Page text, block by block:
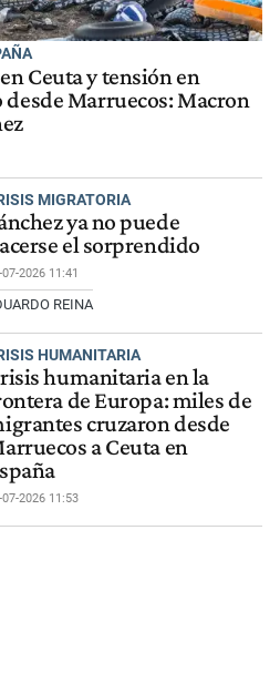
Ceuta y tensión en
Marruecos: Macron
MIGRATORIA
ya no puede
el sorprendido
07-2026 11:41
REINA
HUMANITARIA
humanitaria en la
de Europa: miles de
cruzaron desde
a Ceuta en
07-2026 11:53